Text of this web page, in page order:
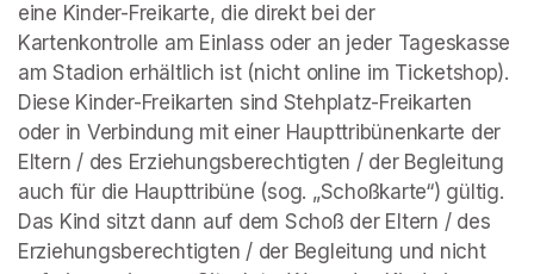
eine Kinder-Freikarte, die direkt bei der
Kartenkontrolle am Einlass oder an jeder Tageskasse
am Stadion erhältlich ist (nicht online im Ticketshop).
Diese Kinder-Freikarten sind Stehplatz-Freikarten
oder in Verbindung mit einer Haupttribünenkarte der
Eltern / des Erziehungsberechtigten / der Begleitung
auch für die Haupttribüne (sog. „Schoßkarte“) gültig.
Das Kind sitzt dann auf dem Schoß der Eltern / des
Erziehungsberechtigten / der Begleitung und nicht